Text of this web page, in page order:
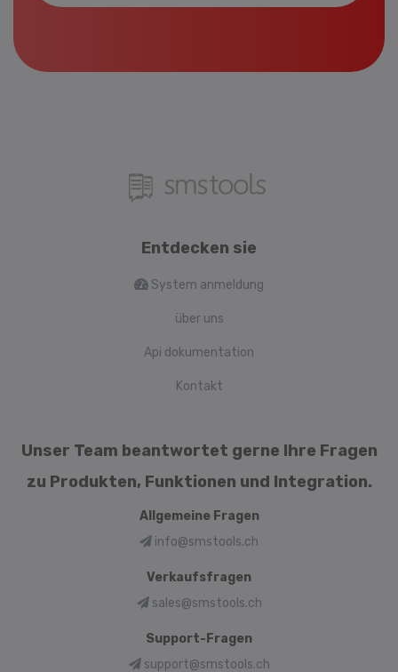
Entdecken sie
System anmeldung
über uns
Api dokumentation
Kontakt
Unser Team beantwortet gerne Ihre Fragen
zu Produkten, Funktionen und Integration.
Allgemeine Fragen
info@smstools.ch
Verkaufsfragen
sales@smstools.ch
Support-Fragen
support@smstools.ch